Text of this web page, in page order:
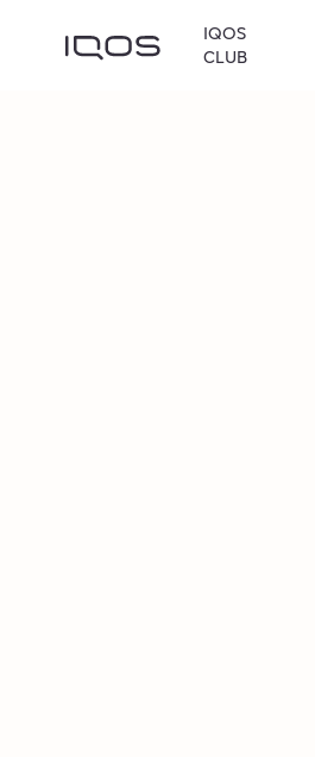
IQOS
CLUB